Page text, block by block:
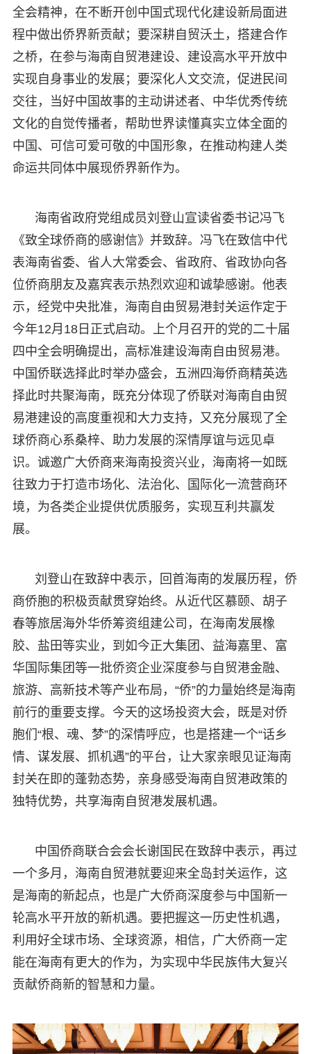
全会精神，在不断开创中国式现代化建设新局面进
程中做出侨界新贡献；要深耕自贸沃土，搭建合作
之桥，在参与海南自贸港建设、建设高水平开放中
实现自身事业的发展；要深化人文交流，促进民间
交往，当好中国故事的主动讲述者、中华优秀传统
文化的自觉传播者，帮助世界读懂真实立体全面的
中国、可信可爱可敬的中国形象，在推动构建人类
命运共同体中展现侨界新作为。
海南省政府党组成员刘登山宣读省委书记冯飞
《致全球侨商的感谢信》并致辞。冯飞在致信中代
表海南省委、省人大常委会、省政府、省政协向各
位侨商朋友及嘉宾表示热烈欢迎和诚挚感谢。他表
示，经党中央批准，海南自由贸易港封关运作定于
今年12月18日正式启动。上个月召开的党的二十届
四中全会明确提出，高标准建设海南自由贸易港。
中国侨联选择此时举办盛会，五洲四海侨商精英选
择此时共聚海南，既充分体现了侨联对海南自由贸
易港建设的高度重视和大力支持，又充分展现了全
球侨商心系桑梓、助力发展的深情厚谊与远见卓
识。诚邀广大侨商来海南投资兴业，海南将一如既
往致力于打造市场化、法治化、国际化一流营商环
境，为各类企业提供优质服务，实现互利共赢发
展。
刘登山在致辞中表示，回首海南的发展历程，侨
商侨胞的积极贡献贯穿始终。从近代区慕颐、胡子
春等旅居海外华侨筹资组建公司，在海南发展橡
胶、盐田等实业，到如今正大集团、益海嘉里、富
华国际集团等一批侨资企业深度参与自贸港金融、
旅游、高新技术等产业布局，“侨”的力量始终是海南
前行的重要支撑。今天的这场投资大会，既是对侨
胞们“根、魂、梦”的深情呼应，也是搭建一个“话乡
情、谋发展、抓机遇”的平台，让大家亲眼见证海南
封关在即的蓬勃态势，亲身感受海南自贸港政策的
独特优势，共享海南自贸港发展机遇。
中国侨商联合会会长谢国民在致辞中表示，再过
一个多月，海南自贸港就要迎来全岛封关运作，这
是海南的新起点，也是广大侨商深度参与中国新一
轮高水平开放的新机遇。要把握这一历史性机遇，
利用好全球市场、全球资源，相信，广大侨商一定
能在海南有更大的作为，为实现中华民族伟大复兴
贡献侨商新的智慧和力量。